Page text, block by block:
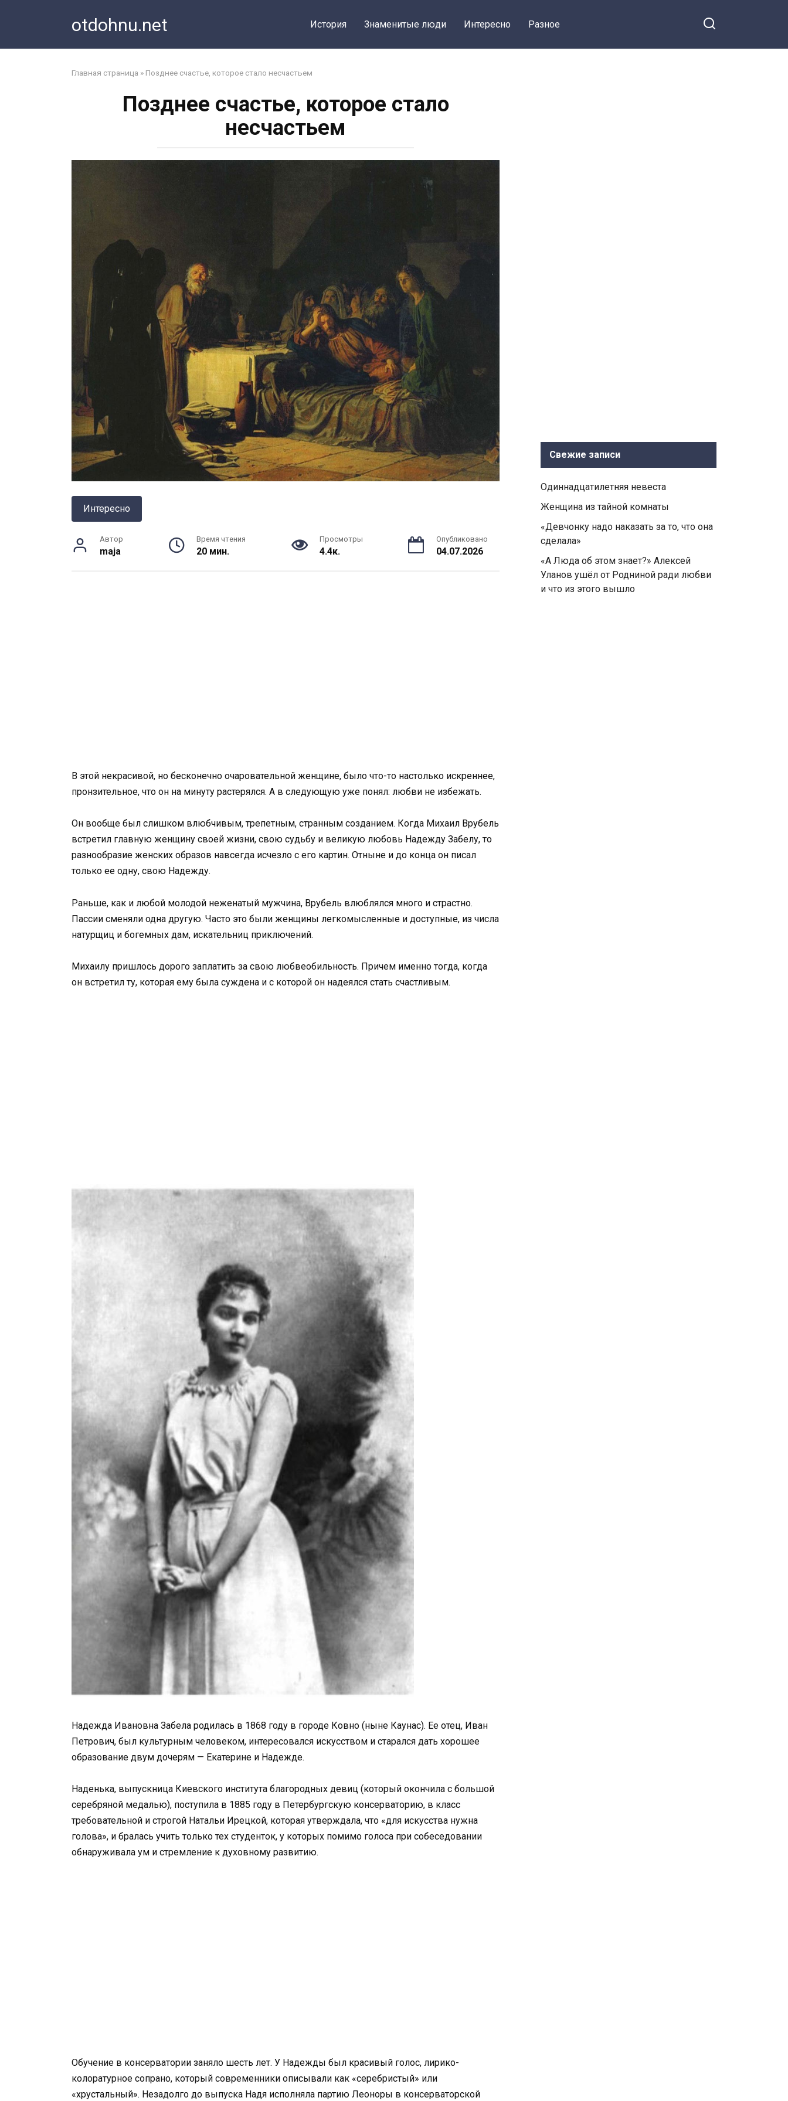
otdohnu.net История Знаменитые люди Интересно Разное
Главная страница » Позднее счастье, которое стало несчастьем
Позднее счастье, которое стало
несчастьем
Интересно
Автор
maja
Время чтения
20 мин.
Просмотры
4.4к.
Опубликовано
04.07.2026
В этой некрасивой, но бесконечно очаровательной женщине, было что-то настолько искреннее,
пронзительное, что он на минуту растерялся. А в следующую уже понял: любви не избежать.
Он вообще был слишком влюбчивым, трепетным, странным созданием. Когда Михаил Врубель
встретил главную женщину своей жизни, свою судьбу и великую любовь Надежду Забелу, то
разнообразие женских образов навсегда исчезло с его картин. Отныне и до конца он писал
только ее одну, свою Надежду.
Раньше, как и любой молодой неженатый мужчина, Врубель влюблялся много и страстно.
Пассии сменяли одна другую. Часто это были женщины легкомысленные и доступные, из числа
натурщиц и богемных дам, искательниц приключений.
Михаилу пришлось дорого заплатить за свою любвеобильность. Причем именно тогда, когда
он встретил ту, которая ему была суждена и с которой он надеялся стать счастливым.
Надежда Ивановна Забела родилась в 1868 году в городе Ковно (ныне Каунас). Ее отец, Иван
Петрович, был культурным человеком, интересовался искусством и старался дать хорошее
образование двум дочерям — Екатерине и Надежде.
Наденька, выпускница Киевского института благородных девиц (который окончила с большой
серебряной медалью), поступила в 1885 году в Петербургскую консерваторию, в класс
требовательной и строгой Натальи Ирецкой, которая утверждала, что «для искусства нужна
голова», и бралась учить только тех студенток, у которых помимо голоса при собеседовании
обнаруживала ум и стремление к духовному развитию.
Обучение в консерватории заняло шесть лет. У Надежды был красивый голос, лирико-
колоратурное сопрано, который современники описывали как «серебристый» или
«хрустальный». Незадолго до выпуска Надя исполняла партию Леоноры в консерваторской
Свежие записи
Одиннадцатилетняя невеста
Женщина из тайной комнаты
«Девчонку надо наказать за то, что она
сделала»
«А Люда об этом знает?» Алексей
Уланов ушёл от Родниной ради любви
и что из этого вышло